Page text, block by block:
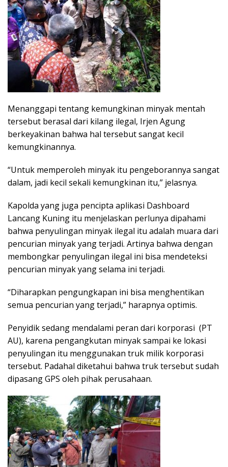
Menanggapi tentang kemungkinan minyak mentah
tersebut berasal dari kilang ilegal, Irjen Agung
berkeyakinan bahwa hal tersebut sangat kecil
kemungkinannya.
“Untuk memperoleh minyak itu pengeborannya sangat
dalam, jadi kecil sekali kemungkinan itu,” jelasnya.
Kapolda yang juga pencipta aplikasi Dashboard
Lancang Kuning itu menjelaskan perlunya dipahami
bahwa penyulingan minyak ilegal itu adalah muara dari
pencurian minyak yang terjadi. Artinya bahwa dengan
membongkar penyulingan ilegal ini bisa mendeteksi
pencurian minyak yang selama ini terjadi.
“Diharapkan pengungkapan ini bisa menghentikan
semua pencurian yang terjadi,” harapnya optimis.
Penyidik sedang mendalami peran dari korporasi (PT
AU), karena pengangkutan minyak sampai ke lokasi
penyulingan itu menggunakan truk milik korporasi
tersebut. Padahal diketahui bahwa truk tersebut sudah
dipasang GPS oleh pihak perusahaan.